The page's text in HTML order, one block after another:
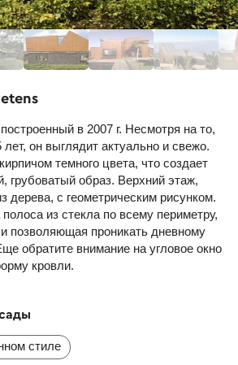
в 2007 г. Несмотря на то,
он выглядит актуально и свежо.
темного цвета, что создает
грубоватый образ. Верхний этаж,
дерева, с геометрическим рисунком.
из стекла по всему периметру,
позволяющая проникать дневному
обратите внимание на угловое окно
кровли.
стиле